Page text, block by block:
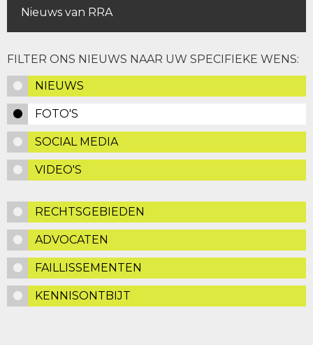
Nieuws van RRA
FILTER ONS NIEUWS NAAR UW SPECIFIEKE WENS:
NIEUWS
FOTO'S
SOCIAL MEDIA
VIDEO'S
RECHTSGEBIEDEN
ADVOCATEN
FAILLISSEMENTEN
KENNISONTBIJT